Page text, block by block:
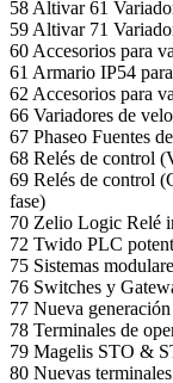
58 Altivar 61
59 Altivar 71
60 Accesorios para
61 Armario IP54
62 Accesorios para
66 Variadores de
67 Phaseo Fuentes
68 Relés de control
69 Relés de control
fase)
70 Zelio Logic Relé
72 Twido PLC
75 Sistemas
76 Switches y
77 Nueva
78 Terminales de
79 Magelis STO &
80 Nuevas